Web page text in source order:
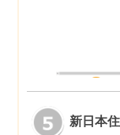
新日本